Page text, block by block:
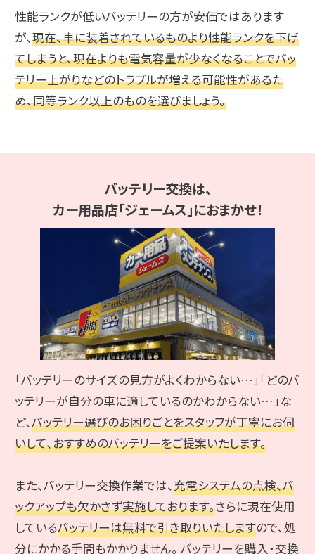
性能ランクが低いバッテリーの方が安価ではあります
が、現在、車に装着されているものより性能ランクを下げ
てしまうと、現在よりも電気容量が少なくなることでバッ
テリー上がりなどのトラブルが増える可能性があるた
め、同等ランク以上のものを選びましょう。
バッテリー交換は、
カー用品店「ジェームス」におまかせ！
「バッテリーのサイズの見方がよくわからない…」「どのバ
ッテリーが自分の車に適しているのかわからない…」な
ど、バッテリー選びのお困りごとをスタッフが丁寧にお伺
いして、おすすめのバッテリーをご提案いたします。
また、バッテリー交換作業では、充電システムの点検、バ
ックアップも欠かさず実施しております。さらに現在使用
しているバッテリーは無料で引き取りいたしますので、処
分にかかる手間もかかりません。 バッテリーを購入・交換